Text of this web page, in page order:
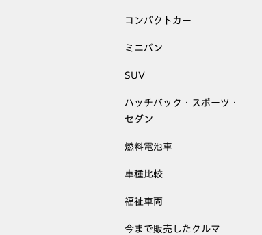
コンパクトカー
ミニバン
SUV
ハッチバック・スポーツ・
セダン
燃料電池車
車種比較
福祉車両
今まで販売したクルマ